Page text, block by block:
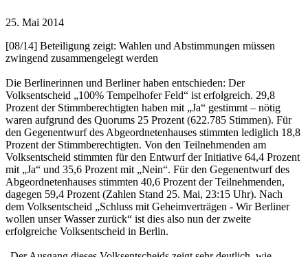
25. Mai 2014
[08/14] Beteiligung zeigt: Wahlen und Abstimmungen müssen
zwingend zusammengelegt werden
Die Berlinerinnen und Berliner haben entschieden: Der
Volksentscheid „100% Tempelhofer Feld“ ist erfolgreich. 29,8
Prozent der Stimmberechtigten haben mit „Ja“ gestimmt – nötig
waren aufgrund des Quorums 25 Prozent (622.785 Stimmen). Für
den Gegenentwurf des Abgeordnetenhauses stimmten lediglich 18,8
Prozent der Stimmberechtigten. Von den Teilnehmenden am
Volksentscheid stimmten für den Entwurf der Initiative 64,4 Prozent
mit „Ja“ und 35,6 Prozent mit „Nein“. Für den Gegenentwurf des
Abgeordnetenhauses stimmten 40,6 Prozent der Teilnehmenden,
dagegen 59,4 Prozent (Zahlen Stand 25. Mai, 23:15 Uhr). Nach
dem Volksentscheid „Schluss mit Geheimverträgen - Wir Berliner
wollen unser Wasser zurück“ ist dies also nun der zweite
erfolgreiche Volksentscheid in Berlin.